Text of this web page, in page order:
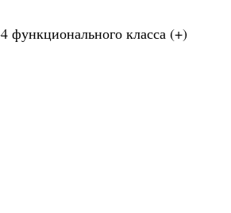
функционального класса (+)